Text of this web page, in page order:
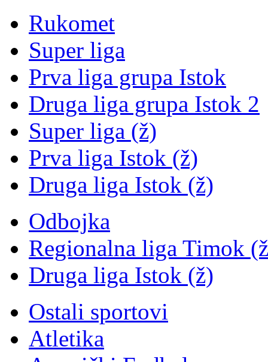
Rukomet
Super liga
Prva liga grupa Istok
Druga liga grupa Istok 2
Super liga (ž)
Prva liga Istok (ž)
Druga liga Istok (ž)
Odbojka
Regionalna liga Timok
Druga liga Istok (ž)
Ostali sportovi
Atletika